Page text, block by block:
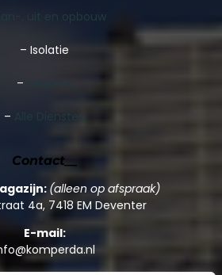
Aan-, uit en opbouw
– Isolatie
–
– Alle Diensten
Contact__
(alleen op afspraak)
4a, 7418 EM Deventer
E-mail: